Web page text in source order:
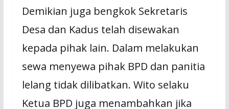
Demikian juga bengkok Sekretaris
Desa dan Kadus telah disewakan
kepada pihak lain. Dalam melakukan
sewa menyewa pihak BPD dan panitia
lelang tidak dilibatkan. Wito selaku
Ketua BPD juga menambahkan jika